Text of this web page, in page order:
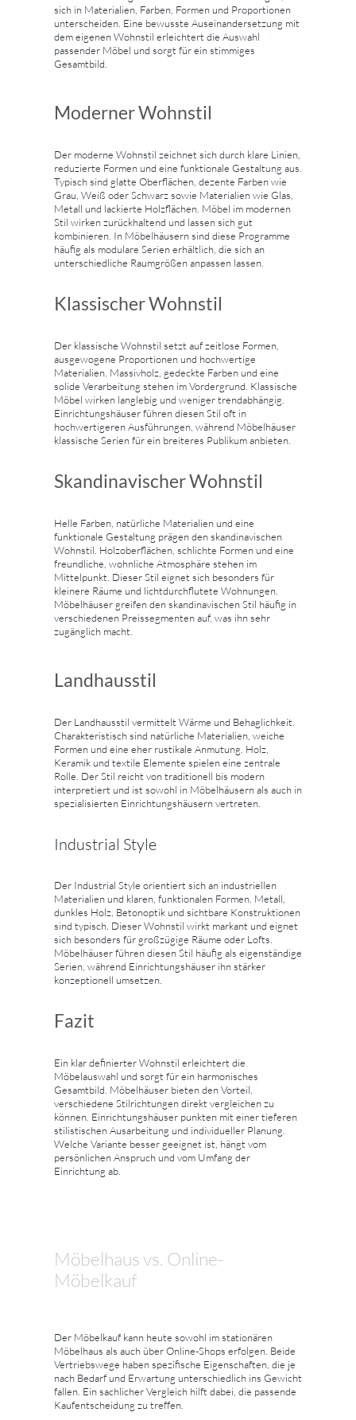
sich in Materialien, Farben, Formen und Proportionen
unterscheiden. Eine bewusste Auseinandersetzung mit
dem eigenen Wohnstil erleichtert die Auswahl
passender Möbel und sorgt für ein stimmiges
Gesamtbild.
Moderner Wohnstil
Der moderne Wohnstil zeichnet sich durch klare Linien,
reduzierte Formen und eine funktionale Gestaltung aus.
Typisch sind glatte Oberflächen, dezente Farben wie
Grau, Weiß oder Schwarz sowie Materialien wie Glas,
Metall und lackierte Holzflächen. Möbel im modernen
Stil wirken zurückhaltend und lassen sich gut
kombinieren. In Möbelhäusern sind diese Programme
häufig als modulare Serien erhältlich, die sich an
unterschiedliche Raumgrößen anpassen lassen.
Klassischer Wohnstil
Der klassische Wohnstil setzt auf zeitlose Formen,
ausgewogene Proportionen und hochwertige
Materialien. Massivholz, gedeckte Farben und eine
solide Verarbeitung stehen im Vordergrund. Klassische
Möbel wirken langlebig und weniger trendabhängig.
Einrichtungshäuser führen diesen Stil oft in
hochwertigeren Ausführungen, während Möbelhäuser
klassische Serien für ein breiteres Publikum anbieten.
Skandinavischer Wohnstil
Helle Farben, natürliche Materialien und eine
funktionale Gestaltung prägen den skandinavischen
Wohnstil. Holzoberflächen, schlichte Formen und eine
freundliche, wohnliche Atmosphäre stehen im
Mittelpunkt. Dieser Stil eignet sich besonders für
kleinere Räume und lichtdurchflutete Wohnungen.
Möbelhäuser greifen den skandinavischen Stil häufig in
verschiedenen Preissegmenten auf, was ihn sehr
zugänglich macht.
Landhausstil
Der Landhausstil vermittelt Wärme und Behaglichkeit.
Charakteristisch sind natürliche Materialien, weiche
Formen und eine eher rustikale Anmutung. Holz,
Keramik und textile Elemente spielen eine zentrale
Rolle. Der Stil reicht von traditionell bis modern
interpretiert und ist sowohl in Möbelhäusern als auch in
spezialisierten Einrichtungshäusern vertreten.
Industrial Style
Der Industrial Style orientiert sich an industriellen
Materialien und klaren, funktionalen Formen. Metall,
dunkles Holz, Betonoptik und sichtbare Konstruktionen
sind typisch. Dieser Wohnstil wirkt markant und eignet
sich besonders für großzügige Räume oder Lofts.
Möbelhäuser führen diesen Stil häufig als eigenständige
Serien, während Einrichtungshäuser ihn stärker
konzeptionell umsetzen.
Fazit
Ein klar definierter Wohnstil erleichtert die
Möbelauswahl und sorgt für ein harmonisches
Gesamtbild. Möbelhäuser bieten den Vorteil,
verschiedene Stilrichtungen direkt vergleichen zu
können. Einrichtungshäuser punkten mit einer tieferen
stilistischen Ausarbeitung und individueller Planung.
Welche Variante besser geeignet ist, hängt vom
persönlichen Anspruch und vom Umfang der
Einrichtung ab.
Möbelhaus vs. Online-
Möbelkauf
Der Möbelkauf kann heute sowohl im stationären
Möbelhaus als auch über Online-Shops erfolgen. Beide
Vertriebswege haben spezifische Eigenschaften, die je
nach Bedarf und Erwartung unterschiedlich ins Gewicht
fallen. Ein sachlicher Vergleich hilft dabei, die passende
Kaufentscheidung zu treffen.